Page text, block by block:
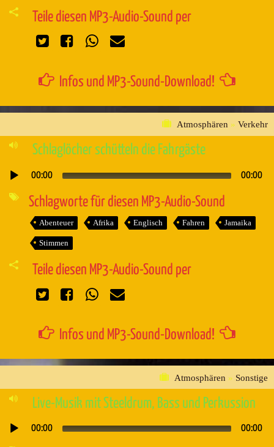
Teile diesen MP3-Audio-Sound per
Infos und MP3-Sound-Download!
Atmosphären » Verkehr
Schlaglöcher schütteln die Fahrgäste
Audio-
00:00 00:00
Schlagworte für diesen MP3-Audio-Sound
Abenteuer Afrika Englisch Fahren Jamaika
Stimmen
Teile diesen MP3-Audio-Sound per
Infos und MP3-Sound-Download!
Atmosphären » Sonstige
Live-Musik mit Steeldrum, Bass und Perkussion
Audio-
00:00 00:00